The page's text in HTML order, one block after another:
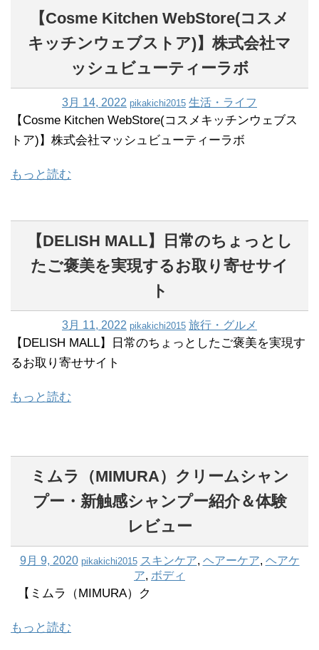
【Cosme Kitchen WebStore(コスメ
キッチンウェブストア)】株式会社マ
ッシュビューティーラボ
3月 14, 2022 pikakichi2015 生活・ライフ
【Cosme Kitchen WebStore(コスメキッチンウェブス
トア)】株式会社マッシュビューティーラボ
もっと読む
【DELISH MALL】日常のちょっとし
たご褒美を実現するお取り寄せサイ
ト
3月 11, 2022 pikakichi2015 旅行・グルメ
【DELISH MALL】日常のちょっとしたご褒美を実現す
るお取り寄せサイト
もっと読む
ミムラ（MIMURA）クリームシャン
プー・新触感シャンプー紹介＆体験
レビュー
9月 9, 2020 pikakichi2015 スキンケア, ヘアーケア, ヘアケ
ア, ボディ
【ミムラ（MIMURA）ク
もっと読む